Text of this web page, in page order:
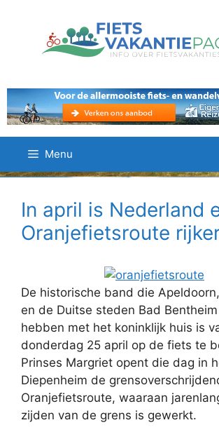
Menu
In april is Nederland
Oranjefietsroute
De historische band die
en de Duitse steden Bad
hebben met het koninklijk huis is
donderdag 25 april op de fiets te
Prinses Margriet opent die dag in
Diepenheim de
Oranjefietsroute, waaraan
zijden van de grens is gewerkt.